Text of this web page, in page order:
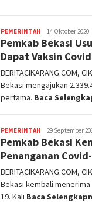
PEMERINTAH admin
14 Oktober 2020
Pemkab Bekasi
Dapat Vaksin
BERITACIKARANG.COM,
Bekasi mengajukan
pertama. Baca
PEMERINTAH admin
29 September
Pemkab Bekasi
Penanganan
BERITACIKARANG.COM,
Bekasi kembali
19. Kali Baca